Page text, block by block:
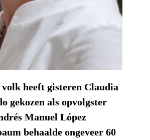
heeft gisteren Claudia
gekozen als opvolgster
Manuel López
behaalde ongeveer 60